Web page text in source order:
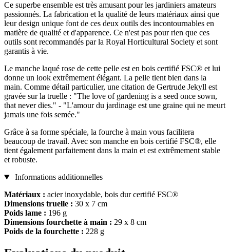
Ce superbe ensemble est très amusant pour les jardiniers amateurs
passionnés. La fabrication et la qualité de leurs matériaux ainsi que
leur design unique font de ces deux outils des incontournables en
matière de qualité et d'apparence. Ce n'est pas pour rien que ces
outils sont recommandés par la Royal Horticultural Society et sont
garantis à vie.
Le manche laqué rose de cette pelle est en bois certifié FSC® et lui
donne un look extrêmement élégant. La pelle tient bien dans la
main. Comme détail particulier, une citation de Gertrude Jekyll est
gravée sur la truelle : "The love of gardening is a seed once sown,
that never dies." - "L'amour du jardinage est une graine qui ne meurt
jamais une fois semée."
Grâce à sa forme spéciale, la fourche à main vous facilitera
beaucoup de travail. Avec son manche en bois certifié FSC®, elle
tient également parfaitement dans la main et est extrêmement stable
et robuste.
Informations additionnelles
Matériaux : acier inoxydable, bois dur certifié FSC®
Dimensions truelle : 30 x 7 cm
Poids lame : 196 g
Dimensions fourchette à main : 29 x 8 cm
Poids de la fourchette : 228 g